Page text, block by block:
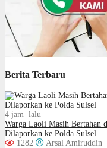
Berita Terbaru
4 jam lalu
Warga Laoli Masih Bertahan
Dilaporkan ke Polda Sulsel
1282
Arsal Amiruddin